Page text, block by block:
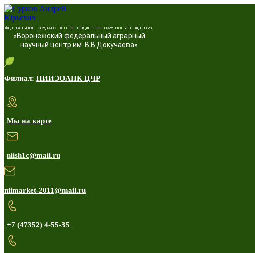
ФЕДЕРАЛЬНОЕ ГОСУДАРСТВЕННОЕ БЮДЖЕТНОЕ НАУЧНОЕ УЧРЕЖДЕНИЕ
«Воронежский федеральный аграрный
научный центр им. В.В.Докучаева»
Филиал: НИИЭОАПК ЦЧР
Мы на карте
niish1c@mail.ru
niimarket-2011@mail.ru
+7 (47352) 4-55-35